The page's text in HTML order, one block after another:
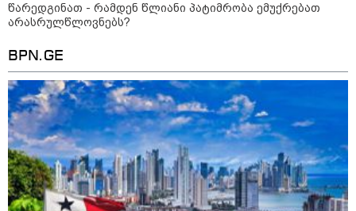
09:33 / 05-08-2026
ანდერძში ერთი სიტყვითაც კი
არ არის მოხსენიებული" - ანა
ჯაბაური
09:32 / 05-08-2026
"4 დღე უწყლოდ და უპუროდ
გაატარეს, მათ სიცოცხლე
დავუბრუნეთ" - ქართველი
მეზღვაური წერს, რომ 36
მიგრანტი, მათ შორის, ორსული
გოგონა გადაარჩინა
წარედგინათ - რამდენ წლიანი პატიმრობა ემუქრებათ
არასრულწლოვნებს?
BPN.GE